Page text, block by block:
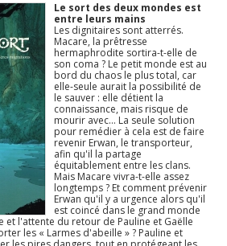
Le sort des deux mondes est
entre leurs mains
Les dignitaires sont atterrés.
Macare, la prêtresse
hermaphrodite sortira-t-elle de
son coma ? Le petit monde est au
bord du chaos le plus total, car
elle-seule aurait la possibilité de
le sauver : elle détient la
connaissance, mais risque de
mourir avec... La seule solution
pour remédier à cela est de faire
revenir Erwan, le transporteur,
afin qu'il la partage
équitablement entre les clans.
Mais Macare vivra-t-elle assez
longtemps ? Et comment prévenir
Erwan qu'il y a urgence alors qu'il
est coincé dans le grand monde
et l'attente du retour de Pauline et Gaëlle
les « Larmes d'abeille » ? Pauline et